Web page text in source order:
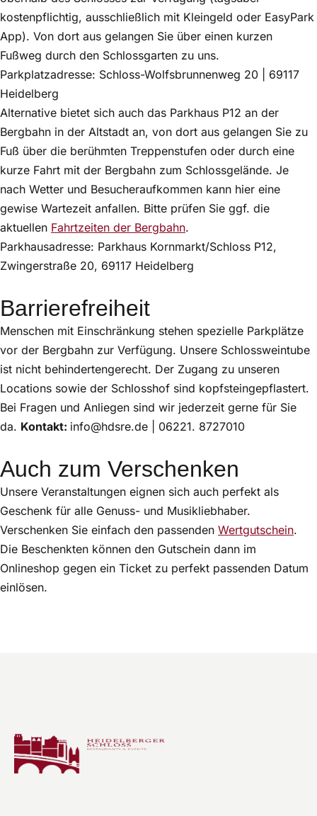
kostenpflichtig, ausschließlich mit Kleingeld oder EasyPark
App). Von dort aus gelangen Sie über einen kurzen
Fußweg durch den Schlossgarten zu uns.
Parkplatzadresse: Schloss-Wolfsbrunnenweg 20 | 69117
Heidelberg
Alternative bietet sich auch das Parkhaus P12 an der
Bergbahn in der Altstadt an, von dort aus gelangen Sie zu
Fuß über die berühmten Treppenstufen oder durch eine
kurze Fahrt mit der Bergbahn zum Schlossgelände. Je
nach Wetter und Besucheraufkommen kann hier eine
gewise Wartezeit anfallen. Bitte prüfen Sie ggf. die
aktuellen Fahrtzeiten der Bergbahn.
Parkhausadresse: Parkhaus Kornmarkt/Schloss P12,
Zwingerstraße 20, 69117 Heidelberg
Barrierefreiheit
Menschen mit Einschränkung stehen spezielle Parkplätze
vor der Bergbahn zur Verfügung. Unsere Schlossweintube
ist nicht behindertengerecht. Der Zugang zu unseren
Locations sowie der Schlosshof sind kopfsteingepflastert.
Bei Fragen und Anliegen sind wir jederzeit gerne für Sie
da. Kontakt: info@hdsre.de | 06221. 8727010
Auch zum Verschenken
Unsere Veranstaltungen eignen sich auch perfekt als
Geschenk für alle Genuss- und Musikliebhaber.
Verschenken Sie einfach den passenden Wertgutschein.
Die Beschenkten können den Gutschein dann im
Onlineshop gegen ein Ticket zu perfekt passenden Datum
einlösen.